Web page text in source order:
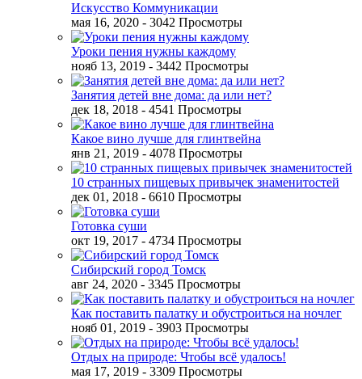
Искусство Коммуникации
мая 16, 2020 - 3042 Просмотры
Уроки пения нужны каждому
нояб 13, 2019 - 3442 Просмотры
Занятия детей вне дома: да или нет?
дек 18, 2018 - 4541 Просмотры
Какое вино лучше для глинтвейна
янв 21, 2019 - 4078 Просмотры
10 странных пищевых привычек знаменитостей
дек 01, 2018 - 6610 Просмотры
Готовка суши
окт 19, 2017 - 4734 Просмотры
Сибирский город Томск
авг 24, 2020 - 3345 Просмотры
Как поставить палатку и обустроиться на ночлег
нояб 01, 2019 - 3903 Просмотры
Отдых на природе: Чтобы всё удалось!
мая 17, 2019 - 3309 Просмотры